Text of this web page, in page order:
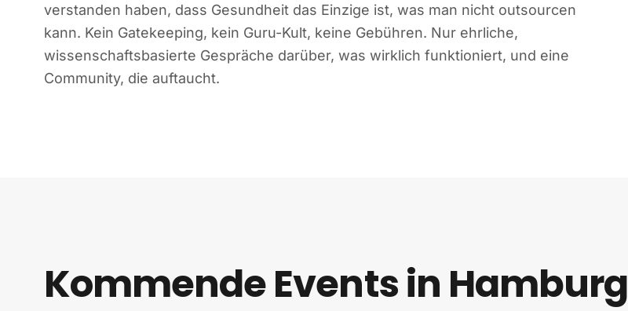
verstanden haben, dass Gesundheit das Einzige ist, was man nicht outsourcen
kann. Kein Gatekeeping, kein Guru-Kult, keine Gebühren. Nur ehrliche,
wissenschaftsbasierte Gespräche darüber, was wirklich funktioniert, und eine
Community, die auftaucht.
Kommende Events in Hamburg